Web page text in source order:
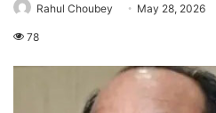
Rahul Choubey May 28, 2026
78